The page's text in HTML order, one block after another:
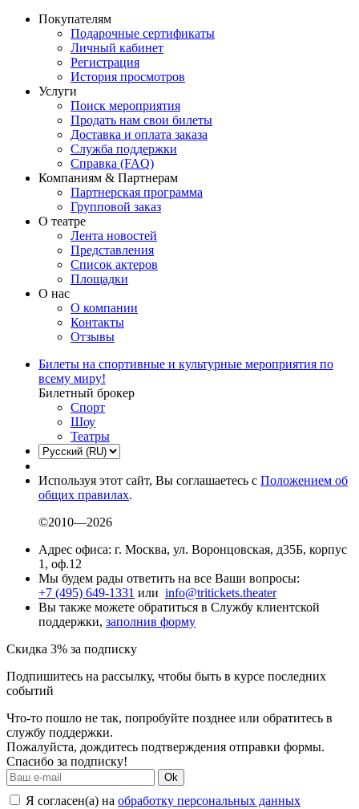
Покупателям
Подарочные сертификаты
Личный кабинет
Регистрация
История просмотров
Услуги
Поиск мероприятия
Продать нам свои билеты
Доставка и оплата заказа
Служба поддержки
Справка (FAQ)
Компаниям & Партнерам
Партнерская программа
Групповой заказ
О театре
Лента новостей
Представления
Список актеров
Площадки
О нас
О компании
Контакты
Отзывы
Билеты на спортивные и культурные мероприятия по
всему миру!
Билетный брокер
Спорт
Шоу
Театры
Используя этот сайт, Вы соглашаетесь с Положением об
общих правилах.
©2010—2026
Адрес офиса: г. Москва, ул. Воронцовская, д35Б, корпус
1, оф.12
Мы будем рады ответить на все Ваши вопросы:
+7 (495) 649-1331 или info@tritickets.theater
Вы также можете обратиться в Службу клиентской
поддержки, заполнив форму
Скидка 3% за подписку
Подпишитесь на рассылку, чтобы быть в курсе последних
событий
Что-то пошло не так, попробуйте позднее или обратитесь в
службу поддержки.
Пожалуйста, дождитесь подтверждения отправки формы.
Спасибо за подписку!
Ok
Я согласен(а) на обработку персональных данных